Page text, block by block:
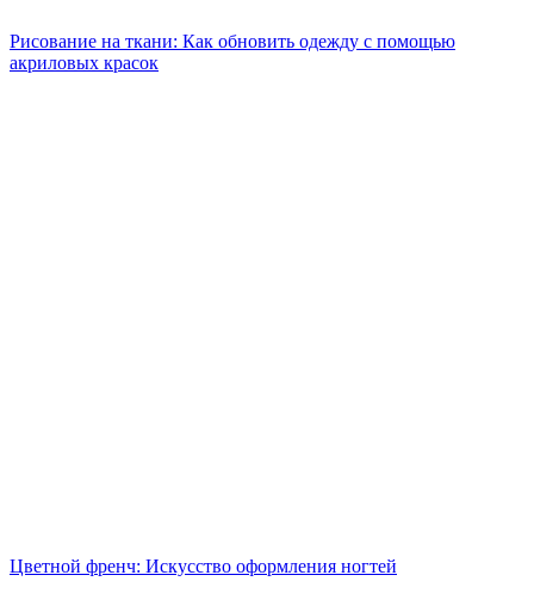
Рисование на ткани: Как обновить одежду с помощью
акриловых красок
Цветной френч: Искусство оформления ногтей